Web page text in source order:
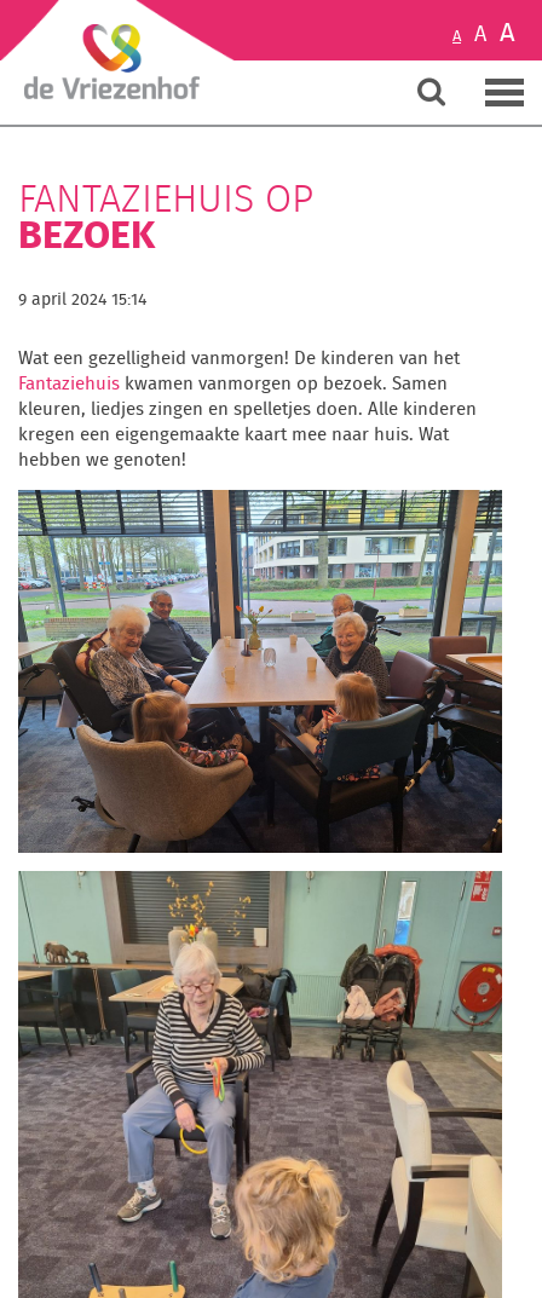
A A A
FANTAZIEHUIS OP
BEZOEK
9 april 2024 15:14
Wat een gezelligheid vanmorgen! De kinderen van het
Fantaziehuis kwamen vanmorgen op bezoek. Samen
kleuren, liedjes zingen en spelletjes doen. Alle kinderen
kregen een eigengemaakte kaart mee naar huis. Wat
hebben we genoten!